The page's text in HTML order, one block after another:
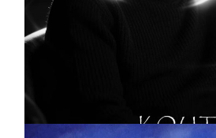
CULTURE
Artiste W2R : Jean Luc
On